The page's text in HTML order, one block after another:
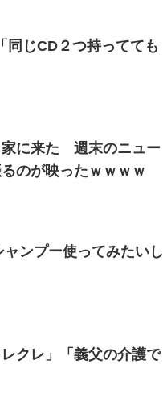
同じCD２つ持ってても
家に来た 週末のニュー
のが映ったｗｗｗｗ
ンプー使ってみたいし
クレ」「義父の介護で